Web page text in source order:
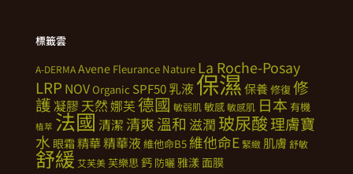
標籤雲
A-DERMAAvene Fleurance Nature La Roche-Posay
LRP NOVOrganic SPF50乳液 保濕保養修復修
護凝膠 天然娜芙德國 敏弱肌敏感敏感肌 日本 有機
植萃 法國清潔 清爽溫和 滋潤 玻尿酸理膚寶
水 眼霜 精華精華液 維他命B5 維他命E 緊緻 肌膚 舒敏
舒緩 艾芙美芙樂思鈣 防曬雅漾面膜